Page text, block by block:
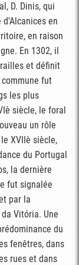
D. Dinis, qui
en
en raison
En 1302, il
et définit
fut
les plus
siècle, le foral
un rôle
XVIIè siècle,
du Portugal
la dernière
fut signalée
par la
Vitória. Une
du
fenêtres, dans
rues et dans